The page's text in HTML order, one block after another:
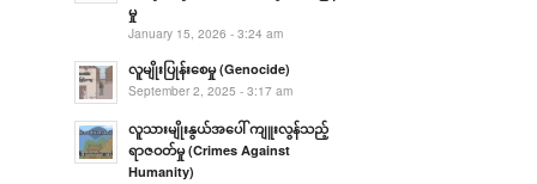
မှု
January 15, 2026 - 3:24 am
လူမျိုးပြုန်းစေမှု (Genocide)
September 2, 2025 - 3:17 am
လူသားမျိုးနွယ်အပေါ် ကျူးလွန်သည့်
ရာဇဝတ်မှု (Crimes Against
Humanity)